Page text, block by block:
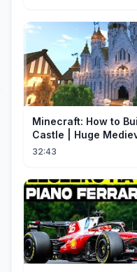
Minecraft: How to
Castle | Huge
Tutorial - Part 1
32:43